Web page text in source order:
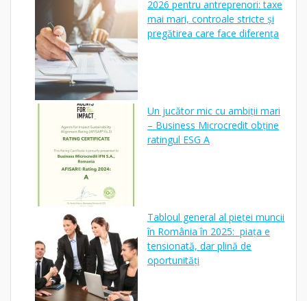
2026 pentru antreprenori: taxe
mai mari, controale stricte și
pregătirea care face diferența
Un jucător mic cu ambiții mari
– Business Microcredit obține
ratingul ESG A
Tabloul general al pieței muncii
în România în 2025: piața e
tensionată, dar plină de
oportunități